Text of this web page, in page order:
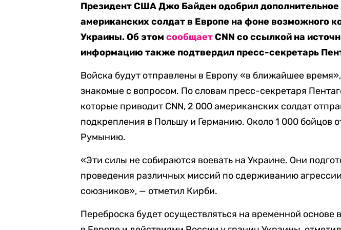
Президент США Джо Байден одобрил дополнительное
американских солдат в Европе на фоне возможного
Украины. Об этомсообщаетCNN со ссылкой на
информацию также подтвердил пресс-секретарь
Войска будут отправлены в Европу «в ближайшее
знакомые с вопросом. По словам пресс-секретаря
которые приводит CNN, 2 000 американских солдат
подкрепления в Польшу и Германию. Около 1 000 бойцов
Румынию.
«Эти силы не собираются воевать на Украине. Они
проведения различных миссий по сдерживанию
союзников», — отметил Кирби.
Переброска будет осуществляться на временной основе